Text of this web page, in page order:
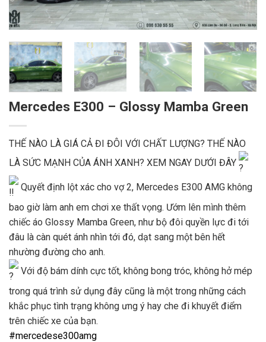
Mercedes E300 – Glossy Mamba Green
THẾ NÀO LÀ GIÁ CẢ ĐI ĐÔI VỚI CHẤT LƯỢNG? THẾ NÀO
LÀ SỨC MẠNH CỦA ÁNH XANH? XEM NGAY DƯỚI ĐÂY
Quyết định lột xác cho vợ 2, Mercedes E300 AMG không
bao giờ làm anh em chơi xe thất vọng. Ướm lên mình thêm
chiếc áo Glossy Mamba Green, như bộ đôi quyền lực đi tới
đâu là càn quét ánh nhìn tới đó, dạt sang một bên hết
nhường đường cho anh.
Với độ bám dính cực tốt, không bong tróc, không hở mép
trong quá trình sử dụng đây cũng là một trong những cách
khắc phục tình trạng không ưng ý hay che đi khuyết điểm
trên chiếc xe của bạn.
#mercedese300amg